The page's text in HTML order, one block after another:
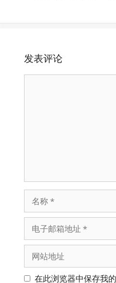
发表评论
邮
地
地 在此浏览器中保存我